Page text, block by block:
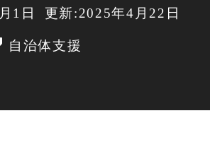
1日 更新:2025年4月22日
自治体支援